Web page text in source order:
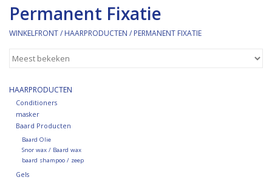
Kaaral
Merken
Permanent Fixatie
WINKELFRONT/ HAARPRODUCTEN / PERMANENT FIXATIE
HAARPRODUCTEN
Conditioners
masker
Baard Producten
Baard Olie
Snor wax / Baard wax
baard shampoo / zeep
Gels